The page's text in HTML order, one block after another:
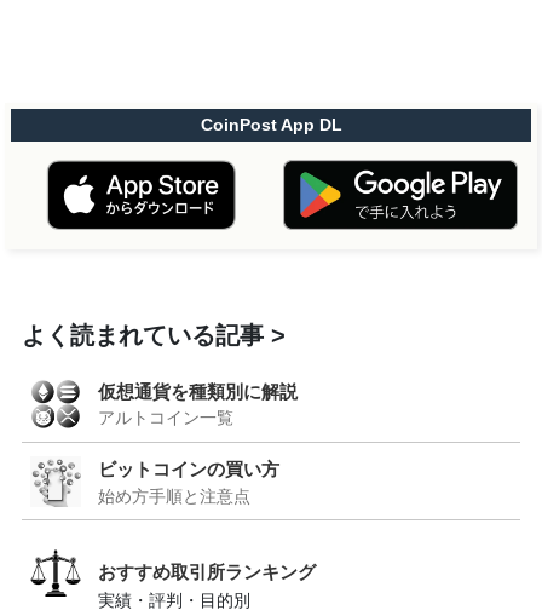
CoinPost App DL
よく読まれている記事
仮想通貨を種類別に解説
アルトコイン一覧
ビットコインの買い方
始め方手順と注意点
おすすめ取引所ランキング
実績・評判・目的別